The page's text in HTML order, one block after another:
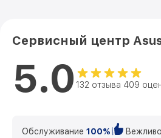
Сервисный центр
5.0 132 отзыва 409
Обслуживание 100%